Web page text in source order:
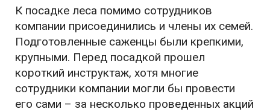
К посадке леса помимо сотрудников
компании присоединились и члены их семей.
Подготовленные саженцы были крепкими,
крупными. Перед посадкой прошел
короткий инструктаж, хотя многие
сотрудники компании могли бы провести
его сами – за несколько проведенных акций